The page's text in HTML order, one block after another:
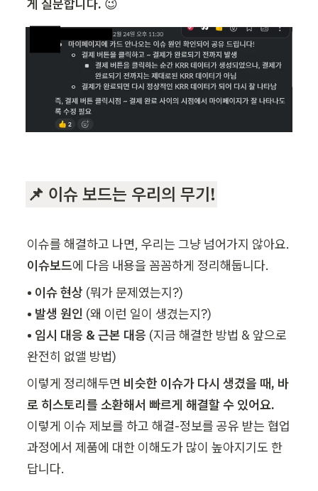
게 질문합니다.
📌 이슈 보드는 우리의 무기!
이슈보드에 다음 내용을 꼼꼼하게 정리해둡니다.
• 이슈 현상
• 발생 원인
• 임시 대응 & 근본 대응 (지금 해결한 방법 & 앞으로
완전히 없앨 방법)
이렇게 정리해두면 비슷한 이슈가 다시 생겼을 때, 바
로 히스토리를 소환해서 빠르게 해결할 수 있어요.
이렇게 이슈 제보를 하고 해결-정보를 공유 받는 협업
과정에서 제품에 대한 이해도가 많이 높아지기도 한
답니다.